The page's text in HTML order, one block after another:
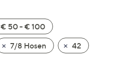
€ 50 - € 100
7/8 Hosen
42